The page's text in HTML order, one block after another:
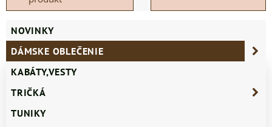
NOVINKY
DÁMSKE OBLEČENIE
KABÁTY,VESTY
TRIČKÁ
TUNIKY